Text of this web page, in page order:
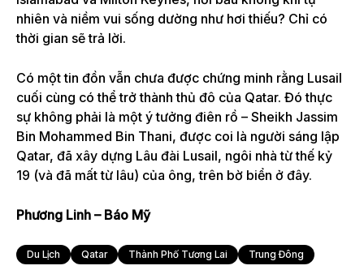
nhiên và niềm vui sống dường như hơi thiếu? Chỉ có
thời gian sẽ trả lời.
Có một tin đồn vẫn chưa được chứng minh rằng Lusail
cuối cùng có thể trở thành thủ đô của Qatar. Đó thực
sự không phải là một ý tưởng điên rồ – Sheikh Jassim
Bin Mohammed Bin Thani, được coi là người sáng lập
Qatar, đã xây dựng Lâu đài Lusail, ngôi nhà từ thế kỷ
19 (và đã mất từ ​​​​lâu) của ông, trên bờ biển ở đây.
Phương Linh – Báo Mỹ
Du Lịch Qatar Thành Phố Tương Lai Trung Đông